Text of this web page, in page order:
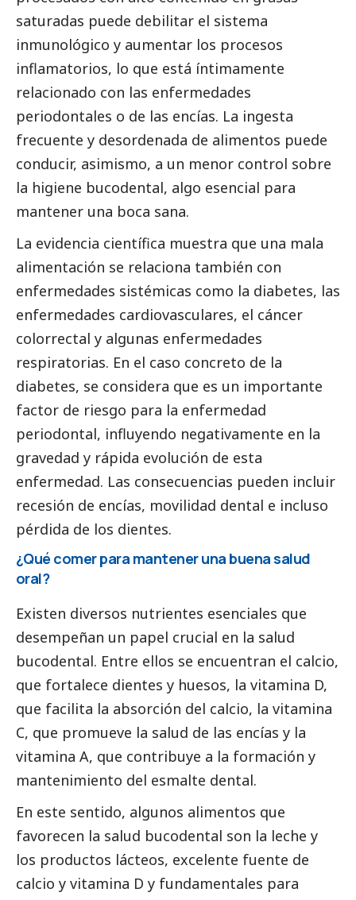
saturadas puede debilitar el sistema
inmunológico y aumentar los procesos
inflamatorios, lo que está íntimamente
relacionado con las enfermedades
periodontales o de las encías. La ingesta
frecuente y desordenada de alimentos puede
conducir, asimismo, a un menor control sobre
la higiene bucodental, algo esencial para
mantener una boca sana.
La evidencia científica muestra que una mala
alimentación se relaciona también con
enfermedades sistémicas como la diabetes, las
enfermedades cardiovasculares, el cáncer
colorrectal y algunas enfermedades
respiratorias. En el caso concreto de la
diabetes, se considera que es un importante
factor de riesgo para la enfermedad
periodontal, influyendo negativamente en la
gravedad y rápida evolución de esta
enfermedad. Las consecuencias pueden incluir
recesión de encías, movilidad dental e incluso
pérdida de los dientes.
¿Qué comer para mantener una buena salud
oral?
Existen diversos nutrientes esenciales que
desempeñan un papel crucial en la salud
bucodental. Entre ellos se encuentran el calcio,
que fortalece dientes y huesos, la vitamina D,
que facilita la absorción del calcio, la vitamina
C, que promueve la salud de las encías y la
vitamina A, que contribuye a la formación y
mantenimiento del esmalte dental.
En este sentido, algunos alimentos que
favorecen la salud bucodental son la leche y
los productos lácteos, excelente fuente de
calcio y vitamina D y fundamentales para